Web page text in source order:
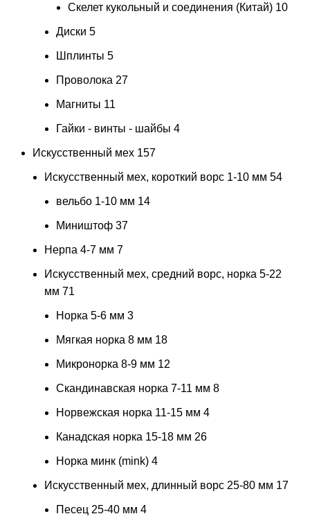
Скелет кукольный и соединения (Китай) 10
Диски 5
Шплинты 5
Проволока 27
Магниты 11
Гайки - винты - шайбы 4
Искусственный мех 157
Искусственный мех, короткий ворс 1-10 мм 54
вельбо 1-10 мм 14
Миништоф 37
Нерпа 4-7 мм 7
Искусственный мех, средний ворс, норка 5-22
мм 71
Норка 5-6 мм 3
Мягкая норка 8 мм 18
Микронорка 8-9 мм 12
Скандинавская норка 7-11 мм 8
Норвежская норка 11-15 мм 4
Канадская норка 15-18 мм 26
Норка минк (mink) 4
Искусственный мех, длинный ворс 25-80 мм 17
Песец 25-40 мм 4